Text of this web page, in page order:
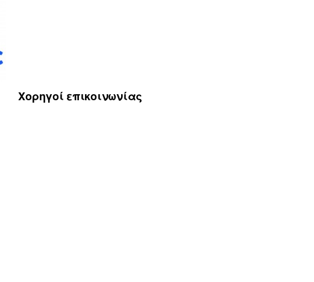
Χορηγοί επικοινωνίας